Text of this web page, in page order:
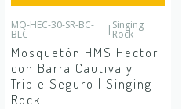
Agotado
MQ-HEC-30-SR-BC-
BLC | Singing
Rock
Mosquetón HMS Hector
con Barra Cautiva y
Triple Seguro | Singing
Rock